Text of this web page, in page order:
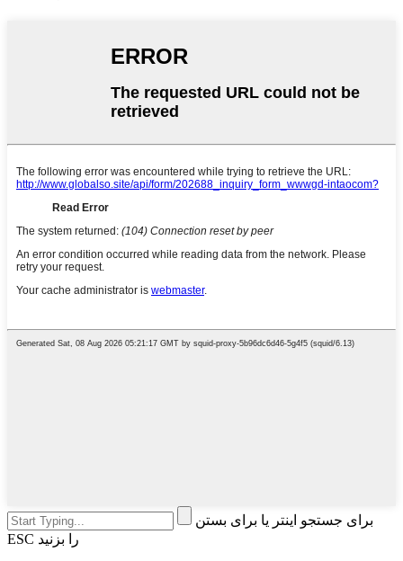
برای جستجو اینتر یا برای بستن
ESC را بزنید